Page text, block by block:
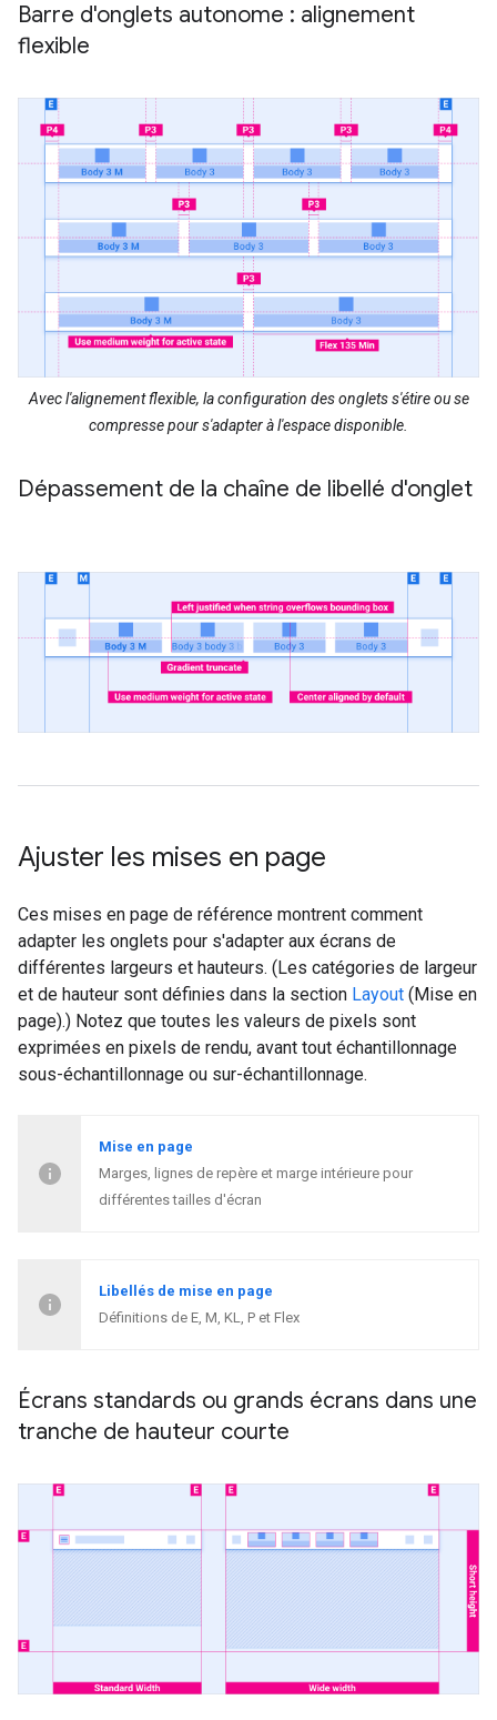
Barre d'onglets autonome : alignement
flexible
Avec l'alignement flexible, la configuration des onglets s'étire ou se
compresse pour s'adapter à l'espace disponible.
Dépassement de la chaîne de libellé d'onglet
Ajuster les mises en page
Ces mises en page de référence montrent comment
adapter les onglets pour s'adapter aux écrans de
différentes largeurs et hauteurs. (Les catégories de largeur
et de hauteur sont définies dans la section Layout (Mise en
page).) Notez que toutes les valeurs de pixels sont
exprimées en pixels de rendu, avant tout échantillonnage
sous-échantillonnage ou sur-échantillonnage.
Mise en page
Marges, lignes de repère et marge intérieure pour
différentes tailles d'écran
Libellés de mise en page
Définitions de E, M, KL, P et Flex
Écrans standards ou grands écrans dans une
tranche de hauteur courte